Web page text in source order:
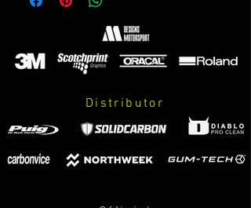
REGALO A ESCOGER:
1 ADHESIVO DEL GRUPO
o 2 ADHESIVOS DEL GRUPO PARA
VISERA
COLOR QUE LA LINEA GRUESA)
Distributor